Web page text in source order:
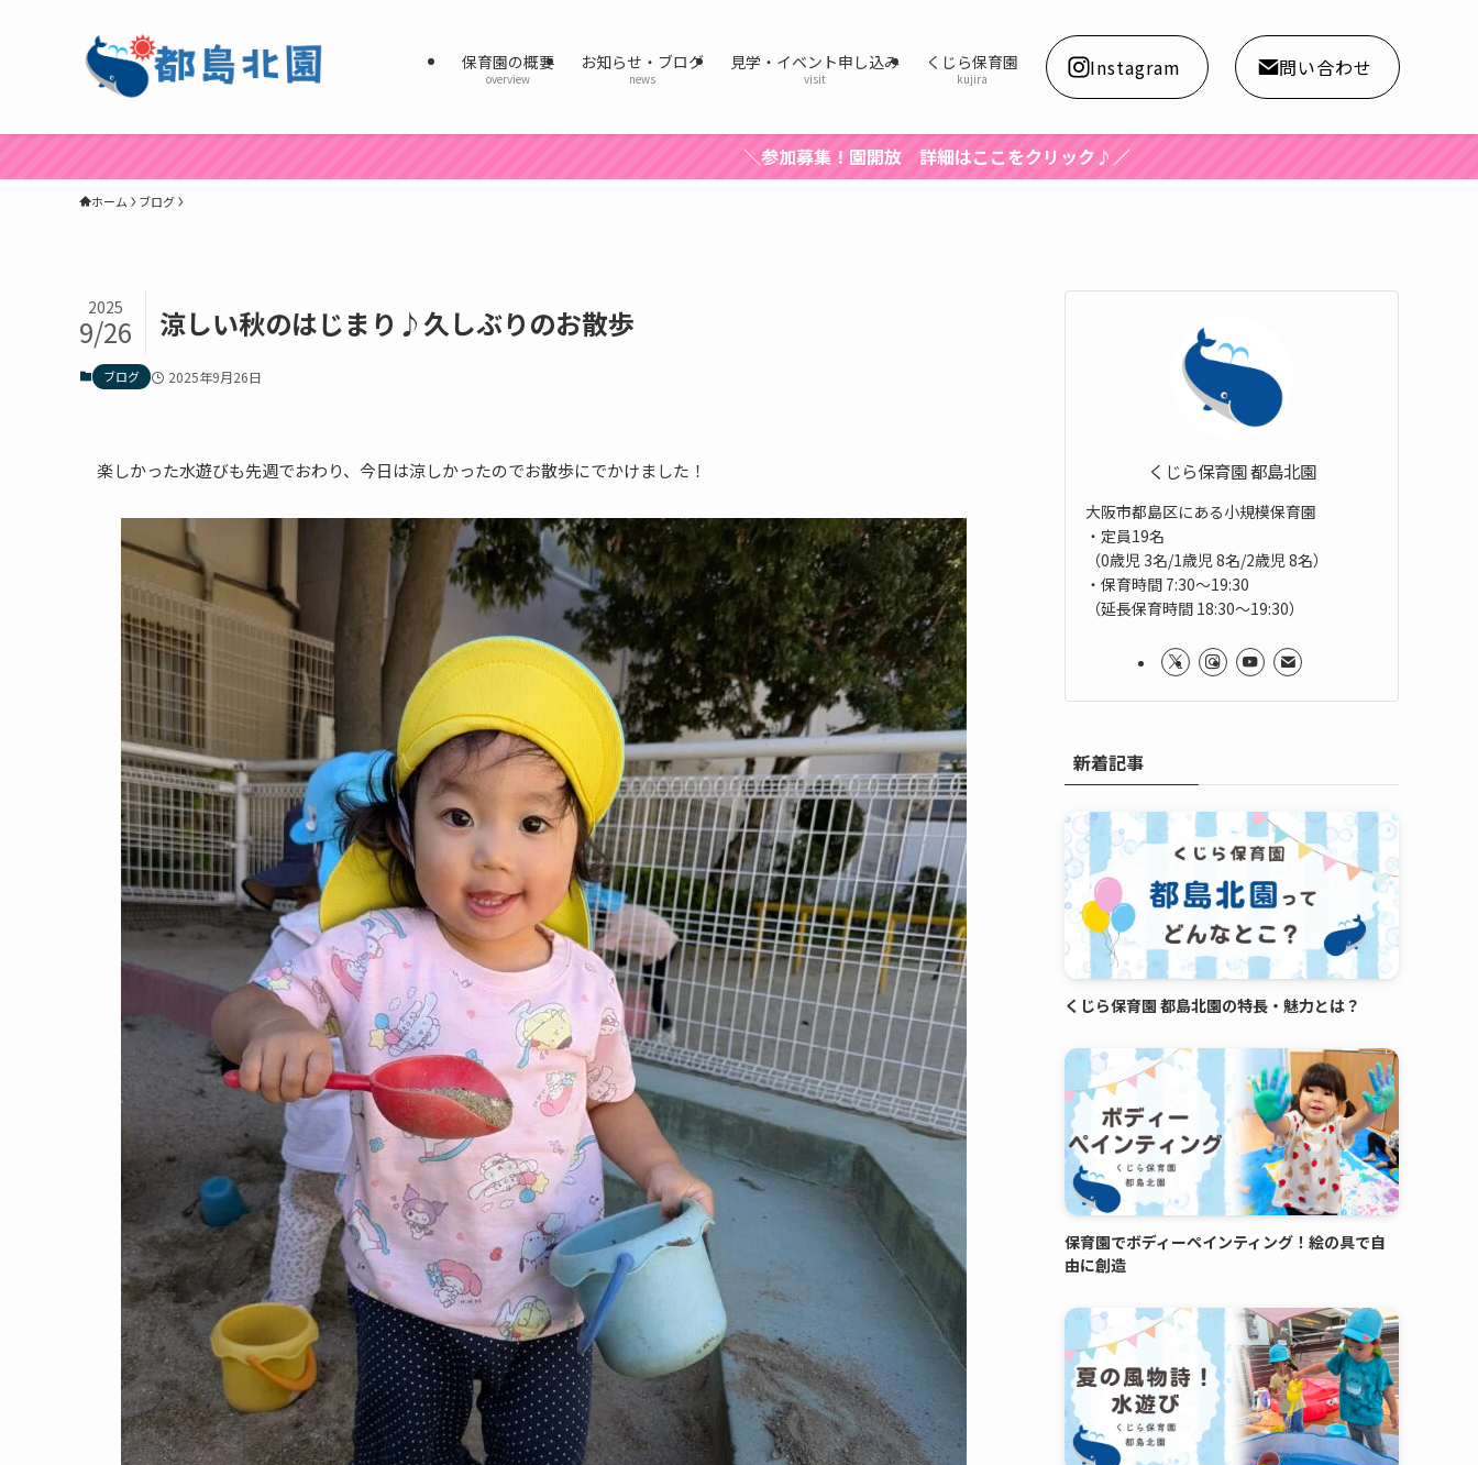
保育園の概要
overview
お知らせ・ブログ
news
見学・イベント申し込み
visit
くじら保育園
kujira Instagram 問い合わせ
＼参加募集！園開放 詳細はここをクリック♪／
ホーム ブログ
涼しい秋のはじまり♪久しぶりのお散歩
2025
9/26
ブログ 2025年9月26日
楽しかった水遊びも先週でおわり、今日は涼しかったのでお散歩にでかけました！ くじら保育園 都島北園
大阪市都島区にある小規模保育園
・定員19名
（0歳児 3名/1歳児 8名/2歳児 8名）
・保育時間 7:30～19:30
（延長保育時間 18:30～19:30）
新着記事
くじら保育園 都島北園の特長・魅力とは？
保育園でボディーペインティング！絵の具で自
由に創造